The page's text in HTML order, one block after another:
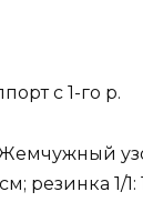
с 1-го р.
резинка 1/1: